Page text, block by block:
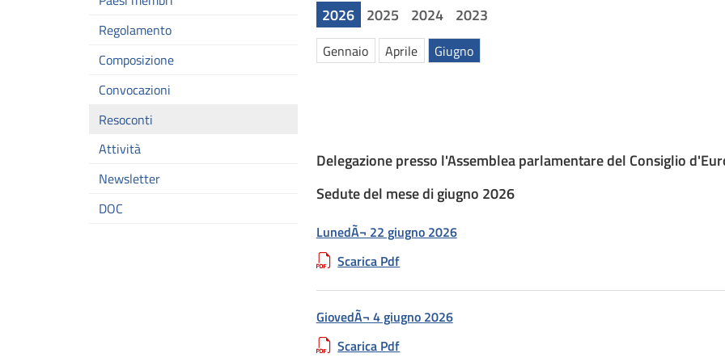
Regolamento
Composizione
Convocazioni
Resoconti
Attività
Newsletter
DOC
2026
Gennaio Aprile Giugno
2025 2024 2023
Delegazione presso l'Assemblea parlamentare del Consiglio
Sedute del mese di giugno 2026
LunedÃ¬ 22 giugno 2026
Scarica Pdf
GiovedÃ¬ 4 giugno 2026
Scarica Pdf